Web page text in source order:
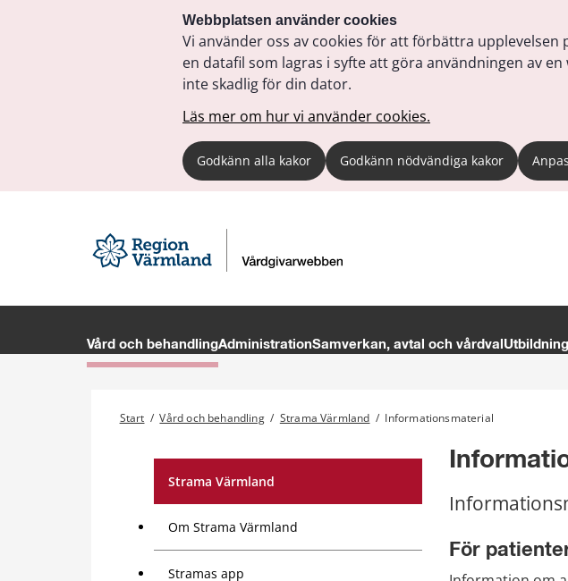
Webbplatsen använder cookies
Vi använder oss av cookies för att förbättra upplevelsen
en datafil som lagras i syfte att göra användningen av
inte skadlig för din dator.
Läs mer om hur vi använder cookies.
Godkänn alla kakor Godkänn nödvändiga kakor
Vård och behandlingAdministrationSamverkan, avtal och vårdval
Start / Vård och behandling / Strama Värmland / Informationsmaterial
Strama Värmland
Om Strama Värmland
Stramas app
För